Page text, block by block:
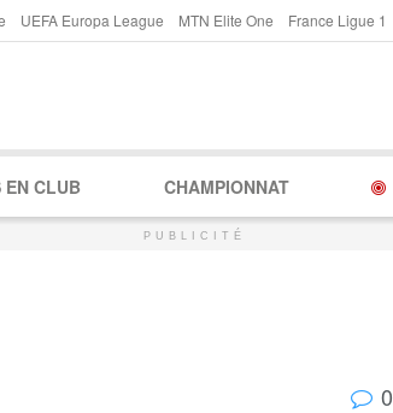
UEFA Europa League MTN Elite One France Ligue 1
EN CLUB CHAMPIONNAT
PUBLICITÉ
0